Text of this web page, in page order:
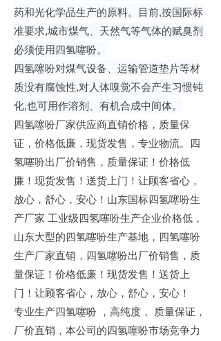
药和光化学品生产的原料。目前,按国际标
准要求,城市煤气、天然气等气体的赋臭剂
必须使用四氢噻吩。
四氢噻吩对煤气设备、运输管道垫片等材
质没有腐蚀性,对人体嗅觉不会产生习惯钝
化,也可用作溶剂、有机合成中间体。
四氢噻吩厂家供应商直销价格，质量保
证，价格低廉，现货发售，专业物流。四
氢噻吩出厂价销售，质量保证！价格低
廉！现货发售！送货上门！让顾客省心，
放心，舒心，安心！山东国标四氢噻吩生
产厂家 工业级四氢噻吩生产企业价格低，
山东大型的四氢噻吩生产基地，四氢噻吩
生产厂家直销，四氢噻吩出厂价销售，质
量保证！价格低廉！现货发售！送货上
门！让顾客省心，放心，舒心，安心！
专业生产四氢噻吩
，高纯度，
质量保证，
厂价直销，本公司的四氢噻吩市场竞争力